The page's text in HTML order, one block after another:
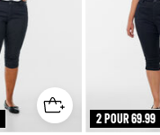
2 POUR 69.99